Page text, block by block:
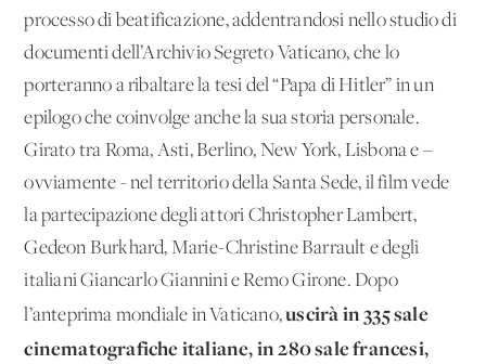
processo di beatificazione, addentrandosi nello studio di
documenti dell’Archivio Segreto Vaticano, che lo
porteranno a ribaltare la tesi del “Papa di Hitler” in un
epilogo che coinvolge anche la sua storia personale.
Girato tra Roma, Asti, Berlino, New York, Lisbona e –
ovviamente - nel territorio della Santa Sede, il film vede
la partecipazione degli attori Christopher Lambert,
Gedeon Burkhard, Marie-Christine Barrault e degli
italiani Giancarlo Giannini e Remo Girone. Dopo
l’anteprima mondiale in Vaticano,uscirà in 335 sale
cinematografiche italiane, in 280 sale francesi,